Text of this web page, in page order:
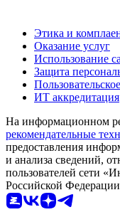
Этика и
Оказание услуг
Использование
Защита
ИТ аккредитация
На информационном
рекомендательные
предоставления
и анализа сведений,
пользователей сети
Российской